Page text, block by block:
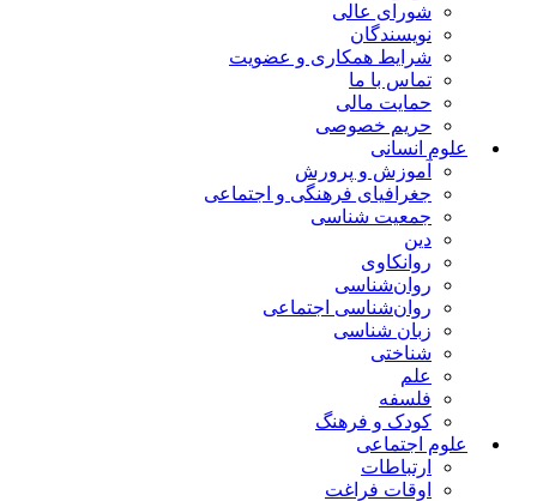
شورای عالی
نویسندگان
شرایط همکاری و عضویت
تماس با ما
حمایت مالی
حریم خصوصی
علوم انسانی
آموزش و پرورش
جغرافیای فرهنگی و اجتماعی
جمعیت شناسی
دین
روانکاوی
روان‌شناسی
روان‌شناسی اجتماعی
زبان شناسی
شناختی
علم
فلسفه
کودک و فرهنگ
علوم اجتماعی
ارتباطات
اوقات فراغت